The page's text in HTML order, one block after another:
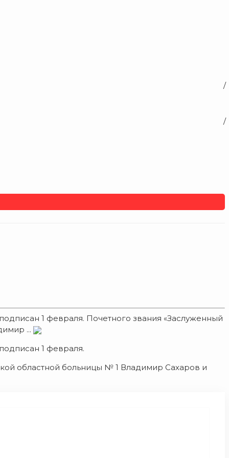
1 февраля. Почетного звания «Заслуженный
...
1 февраля.
областной больницы № 1 Владимир Сахаров и